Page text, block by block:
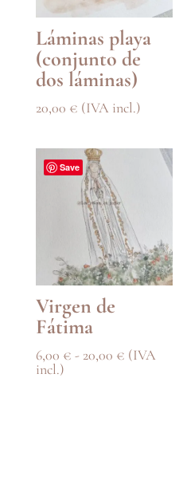
Láminas playa
(conjunto de
dos láminas)
20,00 € (IVA incl.)
Save
Virgen de
Fátima
6,00 € - 20,00 €Rango
(IVA
incl.)